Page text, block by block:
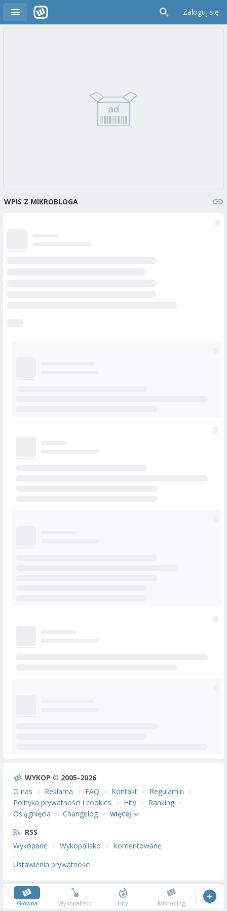
Zaloguj się
WPIS Z MIKROBLOGA
WYKOP © 2005-2026
O nas
Reklama FAQ Kontakt
Regulamin
Polityka prywatności i cookies
Hity
Ranking
Osiągnięcia
Changelog
więcej
RSS
Wykopane
Wykopalisko
Komentowane
Ustawienia prywatności
Główna Wykopalisko Hity Mikroblog